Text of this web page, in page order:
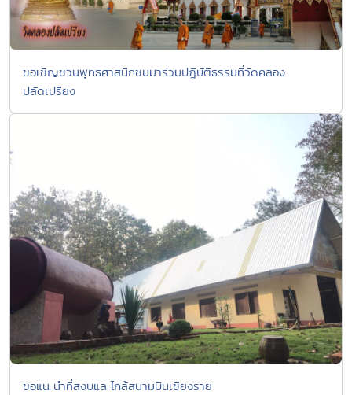
ขอเชิญชวนพุทธศาสนิกชนมาร่วมปฎิบัติธรรมที่วัดคลอง
ปลัดเปรียง
ขอแนะนำที่สงบและไกล้สนามบินเชียงราย